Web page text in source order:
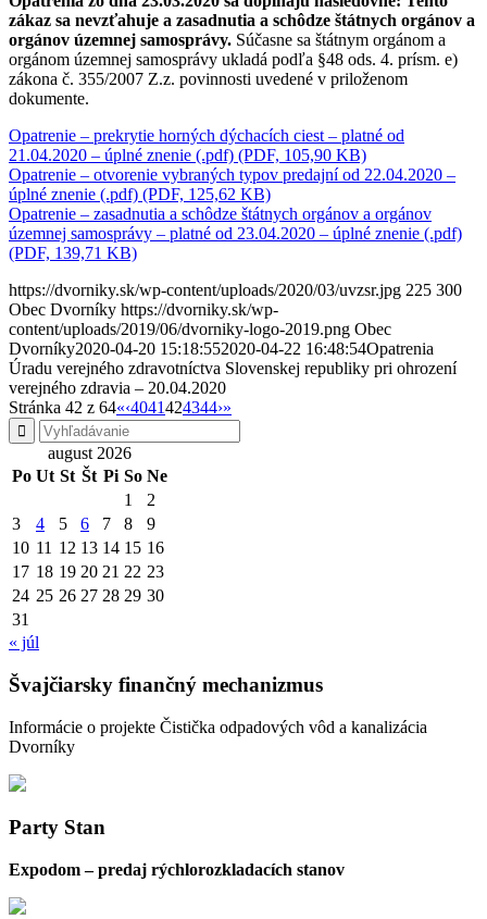
zákaz sa nevzťahuje a zasadnutia a schôdze štátnych orgánov a
orgánov územnej samosprávy. Súčasne sa štátnym orgánom a
orgánom územnej samosprávy ukladá podľa §48 ods. 4. prísm. e)
zákona č. 355/2007 Z.z. povinnosti uvedené v priloženom
dokumente.
Opatrenie – prekrytie horných dýchacích ciest – platné od
21.04.2020 – úplné znenie (.pdf) (PDF, 105,90 KB)
Opatrenie – otvorenie vybraných typov predajní od 22.04.2020 –
úplné znenie (.pdf) (PDF, 125,62 KB)
Opatrenie – zasadnutia a schôdze štátnych orgánov a orgánov
územnej samosprávy – platné od 23.04.2020 – úplné znenie (.pdf)
(PDF, 139,71 KB)
https://dvorniky.sk/wp-content/uploads/2020/03/uvzsr.jpg 225 300
Obec Dvorníky https://dvorniky.sk/wp-
content/uploads/2019/06/dvorniky-logo-2019.png Obec
Dvorníky2020-04-20 15:18:552020-04-22 16:48:54Opatrenia
Úradu verejného zdravotníctva Slovenskej republiky pri ohrození
verejného zdravia – 20.04.2020
Stránka 42 z 64«‹4041424344›»
august 2026
Po Ut St Št Pi So Ne
1
2
3
4 5 6 7 8
9
10 11 12 13 14 15 16
17 18 19 20 21 22 23
24 25 26 27 28 29 30
31
« júl
Švajčiarsky finančný mechanizmus
Informácie o projekte Čistička odpadových vôd a kanalizácia
Dvorníky
Party Stan
Expodom – predaj rýchlorozkladacích stanov